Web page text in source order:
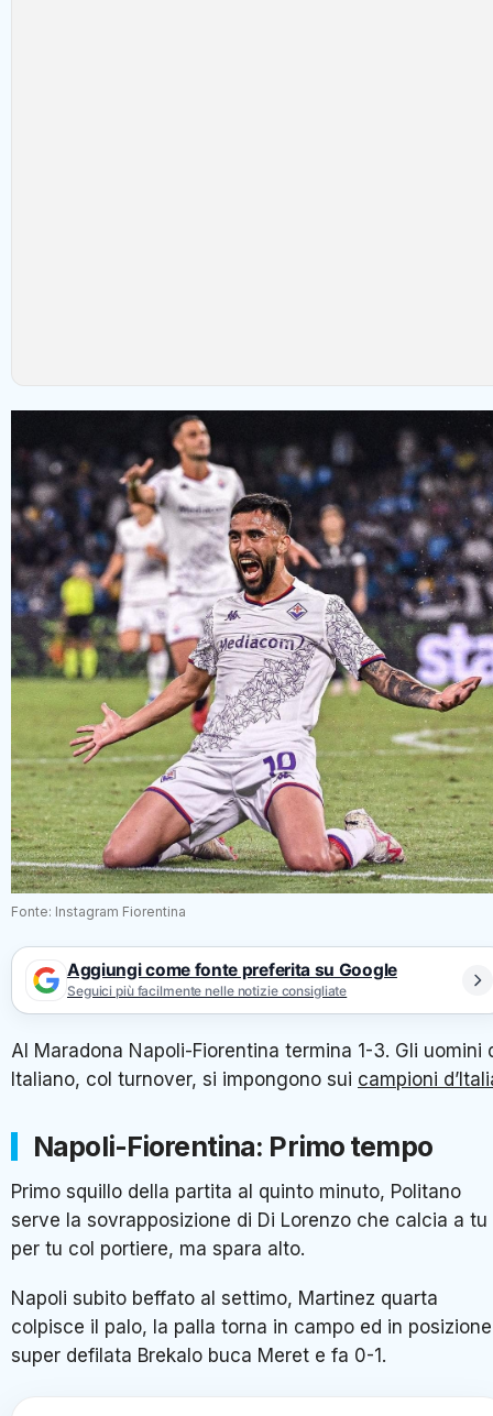
Fonte: Instagram Fiorentina
Aggiungi come fonte preferita su Google
Seguici più facilmente nelle notizie consigliate
Al Maradona Napoli-Fiorentina termina 1-3. Gli uomini
Italiano, col turnover, si impongono sui campioni
Napoli-Fiorentina: Primo tempo
Primo squillo della partita al quinto minuto, Politano
serve la sovrapposizione di Di Lorenzo che calcia a tu
per tu col portiere, ma spara alto.
Napoli subito beffato al settimo, Martinez quarta
colpisce il palo, la palla torna in campo ed in posizione
super defilata Brekalo buca Meret e fa 0-1.